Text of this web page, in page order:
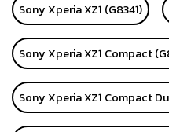
Sony Xperia XZ1 (G8341)
Sony Xperia XZ1 Compact
Sony Xperia XZ1 Compact